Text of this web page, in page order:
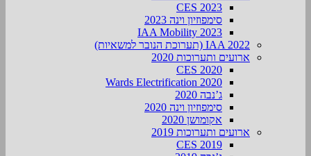
CES 2023
סימפוזיון וינה 2023
IAA Mobility 2023
IAA 2022 (תערוכת הנובר למשאיות)
ארועים ותערוכות 2020
CES 2020
Wards Electrification 2020
ג’נבה 2020
סימפוזיון וינה 2020
אקומושן 2020
ארועים ותערוכות 2019
CES 2019